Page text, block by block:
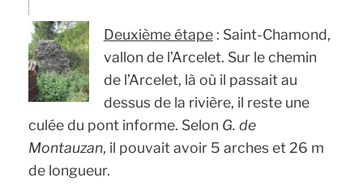
Deuxième étape: Saint-Chamond,
vallon de l’Arcelet. Sur le chemin
de l’Arcelet, là où il passait au
dessus de la rivière, il reste une
culée du pont informe. Selon G. de
Montauzan, il pouvait avoir 5 arches et 26 m
de longueur.